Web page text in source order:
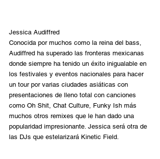
Jessica Audiffred
Conocida por muchos como la reina del bass,
Audiffred ha superado las fronteras mexicanas
donde siempre ha tenido un éxito inigualable en
los festivales y eventos nacionales para hacer
un tour por varias ciudades asiáticas con
presentaciones de lleno total con canciones
como Oh Shit, Chat Culture, Funky Ish más
muchos otros remixes que le han dado una
popularidad impresionante. Jessica será otra de
las DJs que estelarizará Kinetic Field.